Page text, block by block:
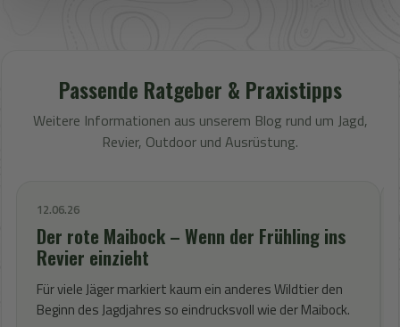
Passende Ratgeber & Praxistipps
Weitere Informationen aus unserem Blog rund um Jagd,
Revier, Outdoor und Ausrüstung.
12.06.26
Der rote Maibock – Wenn der Frühling ins
Revier einzieht
Für viele Jäger markiert kaum ein anderes Wildtier den
Beginn des Jagdjahres so eindrucksvoll wie der Maibock.